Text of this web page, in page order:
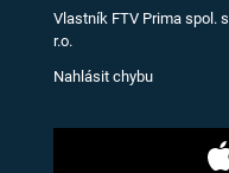
Vlastník FTV Prima spol. s
r.o.
Nahlásit chybu